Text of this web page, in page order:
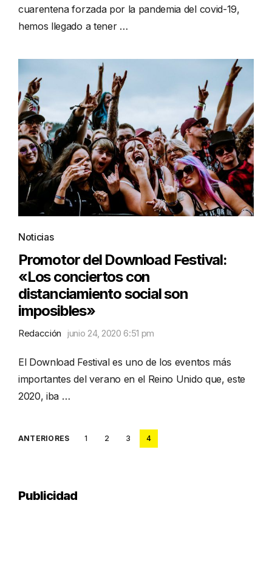
cuarentena forzada por la pandemia del covid-19,
hemos llegado a tener …
Noticias
Promotor del Download Festival:
«Los conciertos con
distanciamiento social son
imposibles»
Redacción junio 24, 2020 6:51 pm
El Download Festival es uno de los eventos más
importantes del verano en el Reino Unido que, este
2020, iba …
Posts
ANTERIORES 1 2 3 4
Publicidad